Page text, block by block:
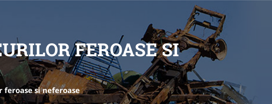
FEROASE SI
feroase si neferoase